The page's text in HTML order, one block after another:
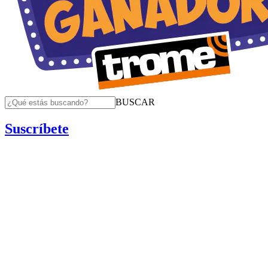
BUSCAR
Suscríbete